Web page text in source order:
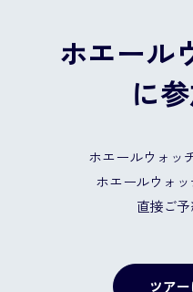
ホエール
に
ホエールウォッ
ホエールウォ
直接ご予
ツア